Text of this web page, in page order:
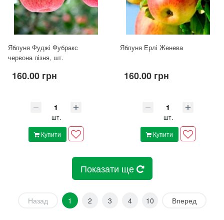
Яблуня Фуджі Фубракс
червона пізня, шт.
160.00 грн
шт.
Купити
Яблуня Ерлі Женева
160.00 грн
шт.
Купити
Показати ще
Назад 1 2 3 4 10 Вперед